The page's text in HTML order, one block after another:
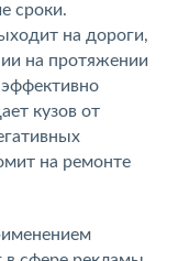
сроки.
на дороги,
на протяжении
кузов от
на ремонте